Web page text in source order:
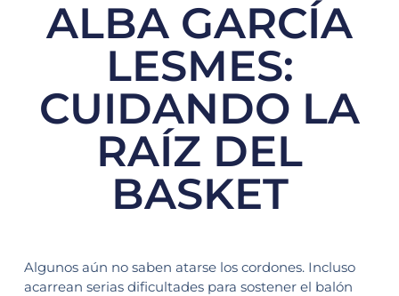
ALBA GARCÍA
LESMES:
CUIDANDO LA
RAÍZ DEL
BASKET
Algunos aún no saben atarse los cordones. Incluso
acarrean serias dificultades para sostener el balón